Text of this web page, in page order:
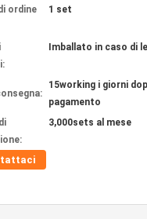
ordine
1 set
Imballato in caso di
15working i giorni
pagamento
3,000sets al mese